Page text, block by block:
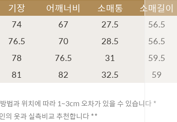
기장 어깨너비 소매통 소매길이
74 67 27.5 56.5
76.5 70 28.5 56.5
78 76.5 31 59.5
81 82 32.5 59
법과 위치에 따라 1~3cm 오차가 있을 수 있습니다 *
의 옷과 실측비교 추천합니다 **